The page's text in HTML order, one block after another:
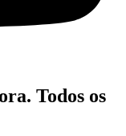
Todos os